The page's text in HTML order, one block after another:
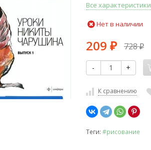
Все характеристики
Нет в наличии
209 ₽ 728₽
- +
К сравнению
Теги: #рисование